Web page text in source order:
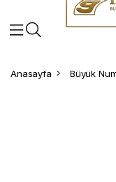
Anasayfa Büyük